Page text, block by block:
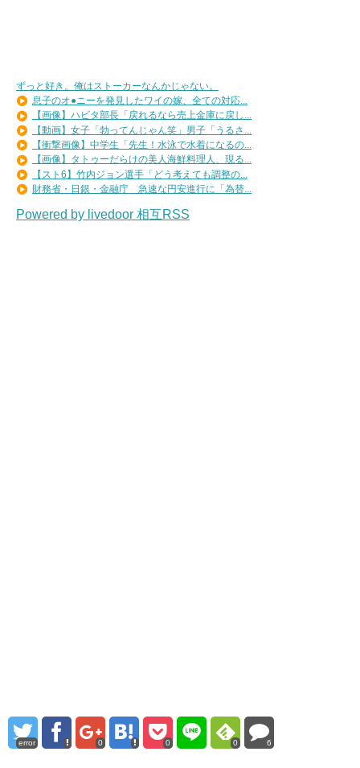
ずっと好き。俺はストーカーなんかじゃない。
息子のオ●ニーを発見したワイの嫁、全ての対応...
【画像】ハビタ部長「戻れるなら売上金庫に戻し...
【動画】女子「勃ってんじゃん笑」男子「うるさ...
【衝撃画像】中学生「先生！水泳で水着になるの...
【画像】タトゥーだらけの美人海鮮料理人、現る...
【スト6】竹内ジョン選手「どう考えても調整の...
財務省・日銀・金融庁 急速な円安進行に「為替...
Powered by livedoor 相互RSS
error 0 0 0 6